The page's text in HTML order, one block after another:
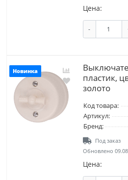
Цена:
-
Новинка
пластик,
золото
Код товара:
Артикул:
Бренд:
Под заказ
Обновлено
Цена: